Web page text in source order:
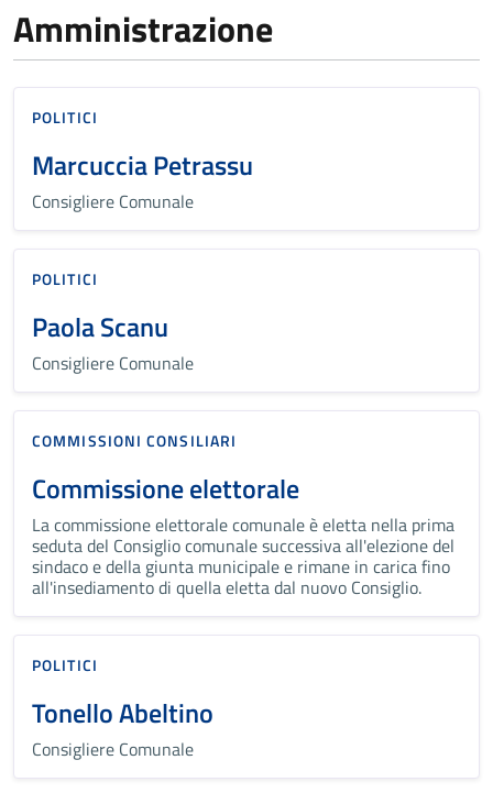
Amministrazione
POLITICI
Marcuccia Petrassu
Consigliere Comunale
POLITICI
Paola Scanu
Consigliere Comunale
COMMISSIONI CONSILIARI
Commissione elettorale
La commissione elettorale comunale è eletta nella prima
seduta del Consiglio comunale successiva all'elezione del
sindaco e della giunta municipale e rimane in carica fino
all'insediamento di quella eletta dal nuovo Consiglio.
POLITICI
Tonello Abeltino
Consigliere Comunale